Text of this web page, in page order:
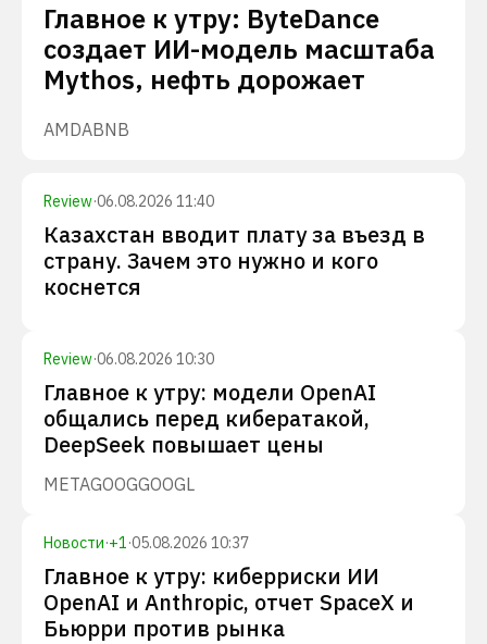
Главное к утру: ByteDance
создает ИИ-модель масштаба
Mythos, нефть дорожает
AMDABNB
Review·06.08.2026 11:40
Казахстан вводит плату за въезд в
страну. Зачем это нужно и кого
коснется
Review·06.08.2026 10:30
Главное к утру: модели OpenAI
общались перед кибератакой,
DeepSeek повышает цены
METAGOOGGOOGL
Новости·+1·05.08.2026 10:37
Главное к утру: киберриски ИИ
OpenAI и Anthropic, отчет SpaceX и
Бьюрри против рынка